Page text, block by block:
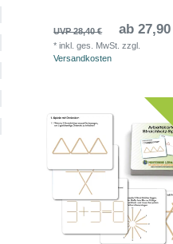
UVP 28,40 € ab
*inkl. ges. MwSt. zzgl.
Versandkosten